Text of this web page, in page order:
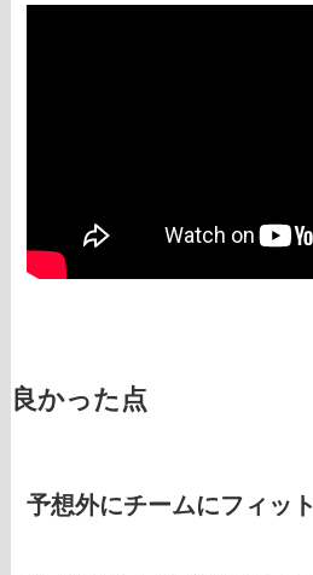
良かった点
予想外にチームにフィット